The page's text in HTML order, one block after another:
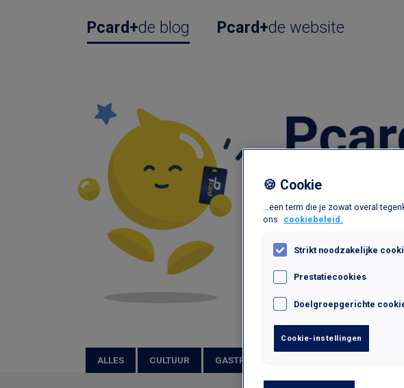
Pcard+de blog Pcard+de website
ALLES CULTUUR GASTRONOMIE
🍪 Cookie
...een term die je zowat overal
ons
cookiebeleid.
Strikt noodzakelijke
Prestatiecookies
Doelgroepgerichte
Cookie-instellingen